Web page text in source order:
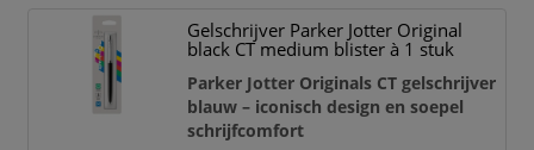
schrijfervaring van een conische punt.
Hierdoor schrijft u fijn en
gecontroleerd, zonder in te leveren op
comfort.
Met een puntdi
Gelschrijver Parker Jotter Original
black CT medium blister à 1 stuk
Parker Jotter Originals CT gelschrijver
blauw – iconisch design en soepel
schrijfcomfort